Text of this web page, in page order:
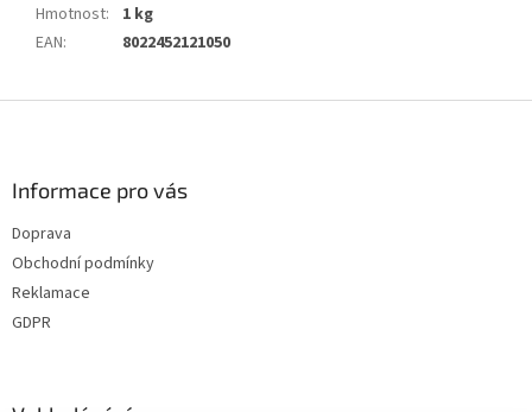
Hmotnost:
1 kg
EAN: 8022452121050
Informace pro vás
Doprava
Obchodní podmínky
Reklamace
GDPR